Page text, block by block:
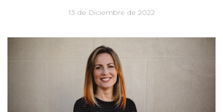
13 de Diciembre de 2022